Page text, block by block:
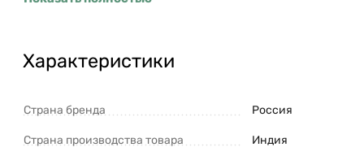
Характеристики
Страна бренда Россия
Страна производства товара Индия